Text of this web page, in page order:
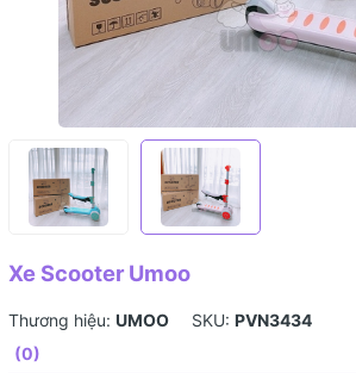
Xe Scooter Umoo
Thương hiệu: UMOO SKU: PVN3434
(0)